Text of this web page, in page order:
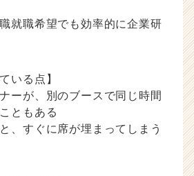
就職希望でも効率的に企業研
いる点】
ーが、別のブースで同じ時間
ともある
、すぐに席が埋まってしまう